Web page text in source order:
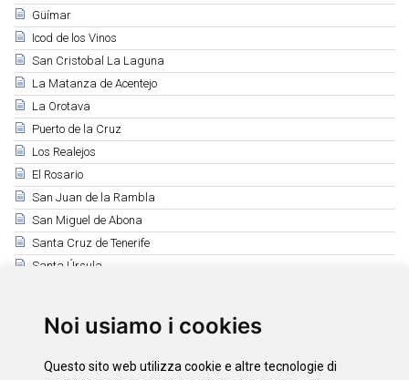
Noi usiamo i cookies
Questo sito web utilizza cookie e altre tecnologie di
Güímar
Icod de los Vinos
San Cristobal La Laguna
La Matanza de Acentejo
La Orotava
Puerto de la Cruz
Los Realejos
El Rosario
San Juan de la Rambla
San Miguel de Abona
Santa Cruz de Tenerife
Santa Úrsula
Los Silos